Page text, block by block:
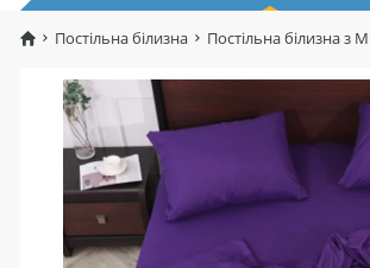
Постільна білизна Постільна білизна з